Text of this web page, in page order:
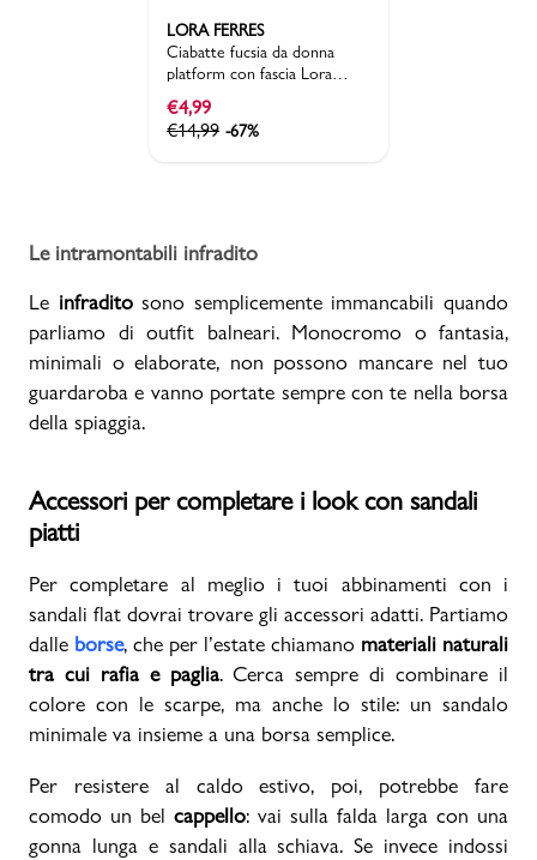
LORA FERRES
Ciabatte fucsia da donna
platform con fascia Lora
Ferres Moda
€4,99
€14,99 -67%
Le intramontabili infradito
Le infraditosono semplicemente immancabili quando
parliamo di outfit balneari. Monocromo o fantasia,
minimali o elaborate, non possono mancare nel tuo
guardaroba e vanno portate sempre con te nella borsa
della spiaggia.
Accessori per completare i look con sandali
piatti
Per completare al meglio i tuoi abbinamenti con i
sandali flat dovrai trovare gli accessori adatti. Partiamo
dalle borse, che per l’estate chiamano materiali naturali
tra cui rafia e paglia. Cerca sempre di combinare il
colore con le scarpe, ma anche lo stile: un sandalo
minimale va insieme a una borsa semplice.
Per resistere al caldo estivo, poi, potrebbe fare
comodo un bel cappello: vai sulla falda larga con una
gonna lunga e sandali alla schiava. Se invece indossi